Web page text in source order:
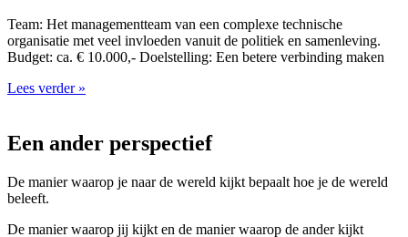
Team: Het managementteam van een complexe technische
organisatie met veel invloeden vanuit de politiek en samenleving.
Budget: ca. € 10.000,- Doelstelling: Een betere verbinding maken
Lees verder »
Een ander perspectief
De manier waarop je naar de wereld kijkt bepaalt hoe je de wereld
beleeft.
De manier waarop jij kijkt en de manier waarop de ander kijkt